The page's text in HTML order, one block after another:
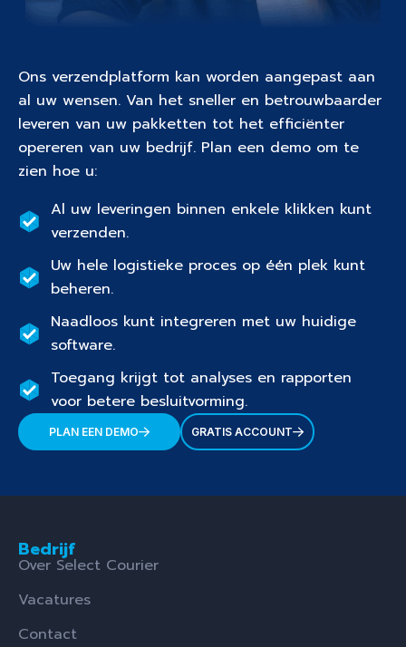
Ons verzendplatform kan worden aangepast aan
al uw wensen. Van het sneller en betrouwbaarder
leveren van uw pakketten tot het efficiënter
opereren van uw bedrijf. Plan een demo om te
zien hoe u:
Al uw leveringen binnen enkele klikken kunt
verzenden.
Uw hele logistieke proces op één plek kunt
beheren.
Naadloos kunt integreren met uw huidige
software.
Toegang krijgt tot analyses en rapporten
voor betere besluitvorming.
PLAN EEN DEMO GRATIS ACCOUNT
Bedrijf
Over Select Courier
Vacatures
Contact